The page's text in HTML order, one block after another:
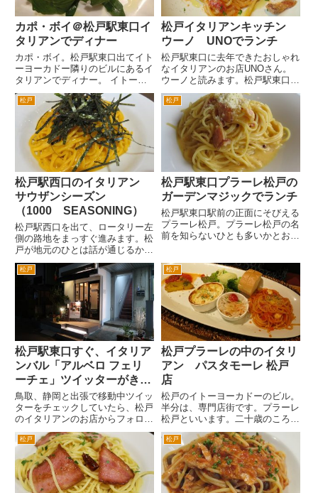
カポ・ボイ＠松戸駅東口イ
タリアンでディナー
カポ・ボイ。松戸駅東口出てイト
ーヨーカドー隣りのビルにあるイ
タリアンでディナー。 イトーヨ
ーカドーの隣の松戸で一番高いビ
ルと言われているライオンズマン
ションの３階にあります。ちょと
隠れ家的な場所ですが、ランチタ
イムは女性でいつも満席です。
松戸イタリアンキッチン
ウーノ UNOでランチ
松戸駅東口に去年できたおしゃれ
なイタリアンのお店UNOさん。
ウーノと読みます。松戸駅東口を
出て、ロータリーを右手へ。 ピ
アザ松戸ビルの脇を歩いていくと
1分程度で突き当たります。 こ
の突き当たりのビルの２階が
UNOさんです。ガラス越しにお
客...
松戸
松戸駅西口のイタリアン
サウザンシーズン
（1000 SEASONING）
松戸駅西口を出て、ロータリー左
側の路地をまっすぐ進みます。松
戸が地元のひとは話が通じるかと
おもいますが、「わらそう」の前
の道です。わらそうは、昔松戸駅
東口と西口あったレコードやおも
ちゃ、楽器などを販売するお店で
した。 いまはありません。そ
松戸
松戸駅東口プラーレ松戸の
ガーデンマジックでランチ
松戸駅東口駅前の正面にそびえる
プラーレ松戸。プラーレ松戸の名
前を知らないひとも多いかとおも
がプラーレ松戸という複合商業ビ
ルということです。 プラーレ松
戸ビルの屋上フロアにペントハ
ウ...
松戸
松戸駅東口すぐ、イタリア
ンバル「アルベロ フェリ
ーチェ」ツイッターがきっ
かけで行ってみた
鳥取、静岡と出張で移動中ツイッ
ターをチェックしていたら、松戸
のイタリアンのお店からフォロー
いただいたことに気づきました。
松戸駅東口のお店。東口といえば
僕の守備範囲。しかもイタリアン
は好きなので普段から気を付けて
いるはずなんだが・・・と住所...
松戸
松戸プラーレの中のイタリ
アン パスタモーレ 松戸
店
松戸のイトーヨーカドーのビル。
半分は、専門店街です。プラーレ
松戸といいます。二十歳のころ、
よく行ったなあ。20年位いって
なかったんですが、買い物ついで
に食事に行きました。 和食、
洋食、中華、らーめんなど結構い
ろいろなお店が入ってます。入
っ...
松戸 松戸